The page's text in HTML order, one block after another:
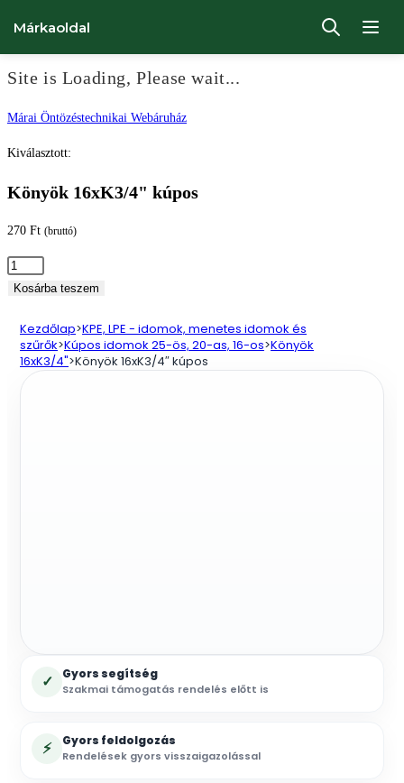
Site is Loading, Please wait...
Ugrás
Márai Öntözéstechnikai Webáruház
Márkaoldal
Kiválasztott:
Könyök 16xK3/4" kúpos
270 Ft (bruttó)
Könyök
16xK3/4"
mennyiség
Kosárba teszem
Kezdőlap>KPE, LPE - idomok, menetes idomok és
szűrők>Kúpos idomok 25-ös, 20-as, 16-os>Könyök
16xK3/4">Könyök 16xK3/4″ kúpos
✓ Gyors segítség
Szakmai támogatás rendelés előtt is
⚡ Gyors feldolgozás
Rendelések gyors visszaigazolással